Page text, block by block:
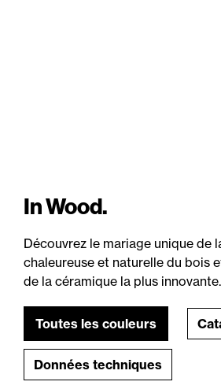
In Wood.
Découvrez le mariage unique de
chaleureuse et naturelle du bois
de la céramique la plus innovante.
Toutes les couleurs
Données techniques